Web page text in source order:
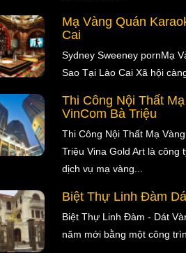
Mạ Vàng Quán
Cai
Sydney Sweeney pornMạ
Sao Tại Lào Cai Xã hội
Thi Công Nội Thất
VinCom Bà Triệu
Thi Công Nội Thất Mạ
Triệu Vina Gold Art là công
dịch vụ mạ vàng...
Biệt Thự Linh Đàm
Biệt Thự Linh Đàm - Dát
năm mới bằng một công